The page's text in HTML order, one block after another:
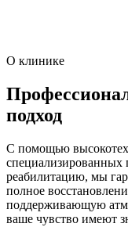
О клинике
подход
С помощью
специализированных
реабилитацию, мы
полное
поддерживающую
ваше чувство имеют